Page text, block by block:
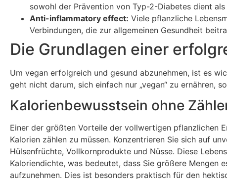
sowohl der Prävention von Typ-2-Diabetes dient
Anti-inflammatory effect: Viele pflanzliche
Verbindungen, die zur allgemeinen Gesundheit
Die Grundlagen einer
Um vegan erfolgreich und gesund abzunehmen, ist es
geht nicht darum, sich einfach nur „vegan“ zu ernähren,
Kalorienbewusstsein ohne
Einer der größten Vorteile der vollwertigen pflanzlichen
Kalorien zählen zu müssen. Konzentrieren Sie sich auf
Hülsenfrüchte, Vollkornprodukte und Nüsse. Diese
Kaloriendichte, was bedeutet, dass Sie größere Mengen
aufzunehmen. Dies ist besonders praktisch für den